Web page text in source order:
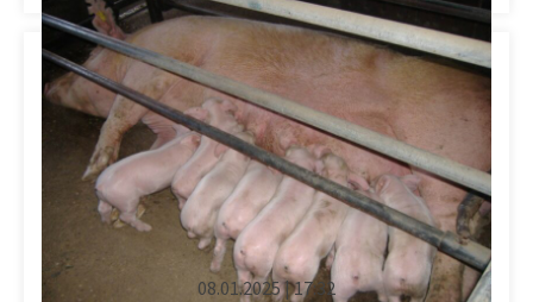
08.01.2025 | 17:32